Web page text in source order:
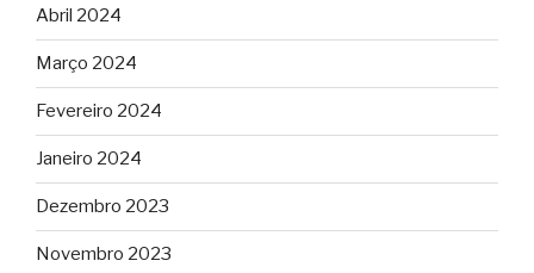
Abril 2024
Março 2024
Fevereiro 2024
Janeiro 2024
Dezembro 2023
Novembro 2023